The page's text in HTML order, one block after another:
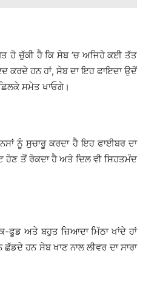
ਹੋ ਚੁੱਕੀ ਹੈ ਕਿ ਸੇਬ ’ਚ ਅਜਿਹੇ ਕਈ ਤੱਤ
ਕਰਦੇ ਹਨ ਹਾਂ, ਸੇਬ ਦਾ ਇਹ ਫਾਇਦਾ ਉਦੋਂ
ਸਮੇਤ ਖਾਓਗੇ।
ਨੂੰ ਸੁਚਾਰੂ ਕਰਦਾ ਹੈ ਇਹ ਫਾਈਬਰ ਦਾ
ਹੋਣ ਤੋਂ ਰੋਕਦਾ ਹੈ ਅਤੇ ਦਿਲ ਵੀ ਸਿਹਤਮੰਦ
ਅਤੇ ਬਹੁਤ ਜ਼ਿਆਦਾ ਮਿੱਠਾ ਖਾਂਦੇ ਹਾਂ
ਹਨ ਸੇਬ ਖਾਣ ਨਾਲ ਲੀਵਰ ਦਾ ਸਾਰਾ